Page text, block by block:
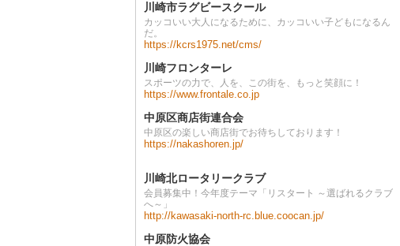
川崎市ラグビースクール
カッコいい大人になるために、カッコいい子どもになるん
だ。
https://kcrs1975.net/cms/
川崎フロンターレ
スポーツの力で、人を、この街を、もっと笑顔に！
https://www.frontale.co.jp
中原区商店街連合会
中原区の楽しい商店街でお待ちしております！
https://nakashoren.jp/
川崎北ロータリークラブ
会員募集中！今年度テーマ「リスタート ～選ばれるクラブ
へ～」
http://kawasaki-north-rc.blue.coocan.jp/
中原防火協会